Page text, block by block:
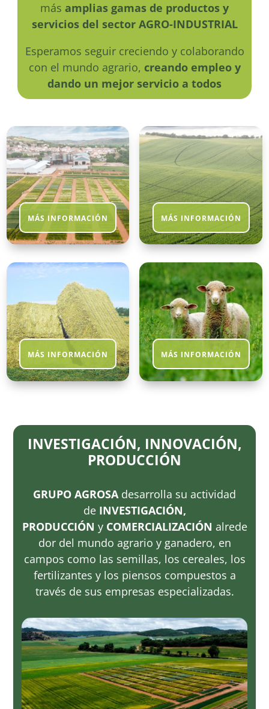
más amplias gamas de productos y
servicios del sector AGRO-INDUSTRIAL
Esperamos seguir creciendo y colaborando
con el mundo agrario, creando empleo y
dando un mejor servicio a todos
MÁS INFORMACIÓN MÁS INFORMACIÓN
MÁS INFORMACIÓN MÁS INFORMACIÓN
INVESTIGACIÓN, INNOVACIÓN,
PRODUCCIÓN
GRUPO AGROSA desarrolla su actividad
de INVESTIGACIÓN,
PRODUCCIÓN y COMERCIALIZACIÓN alrede
dor del mundo agrario y ganadero, en
campos como las semillas, los cereales, los
fertilizantes y los piensos compuestos a
través de sus empresas especializadas.